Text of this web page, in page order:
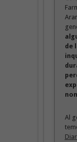
de
Al